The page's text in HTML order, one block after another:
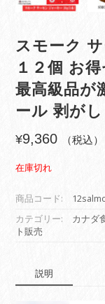
スモーク
１２個 お
最高級品が
ール 剥がし
¥9,360 （税込）
在庫切れ
商品コード:
カテゴリー:
カナダ
ト販売
説明